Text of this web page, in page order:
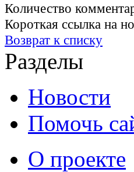
Количество
Короткая ссылка на
Возврат к списку
Разделы
Новости
Помочь
О проекте